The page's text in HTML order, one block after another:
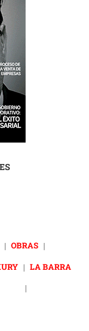
| OBRAS |
| LA BARRA
|